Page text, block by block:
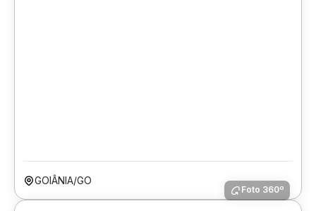
GOIÂNIA/GO
Foto 360º